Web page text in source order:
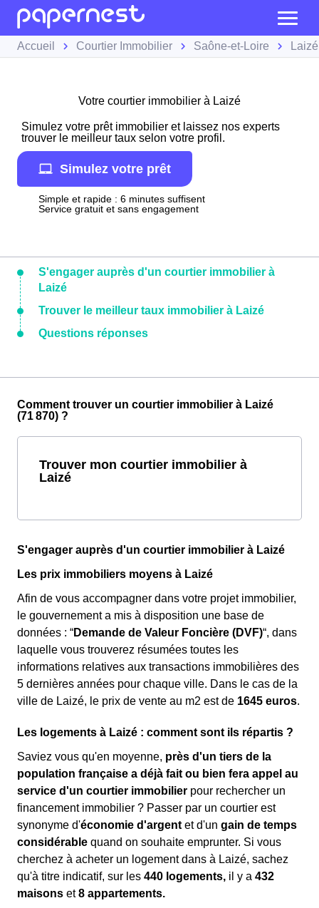
Accueil Courtier Immobilier Saône-et-Loire Laizé
Votre courtier immobilier à Laizé
Simulez votre prêt immobilier et laissez nos experts
trouver le meilleur taux selon votre profil.
Simulez votre prêt
Simple et rapide : 6 minutes suffisent
Service gratuit et sans engagement
S'engager auprès d'un courtier immobilier à
Laizé
Trouver le meilleur taux immobilier à Laizé
Questions réponses
Comment trouver un courtier immobilier à Laizé
(71 870) ?
Trouver mon courtier immobilier à
Laizé
S'engager auprès d'un courtier immobilier à Laizé
Les prix immobiliers moyens à Laizé
Afin de vous accompagner dans votre projet immobilier,
le gouvernement a mis à disposition une base de
données : “Demande de Valeur Foncière (DVF)“, dans
laquelle vous trouverez résumées toutes les
informations relatives aux transactions immobilières des
5 dernières années pour chaque ville. Dans le cas de la
ville de Laizé, le prix de vente au m2 est de 1645 euros.
Les logements à Laizé : comment sont ils répartis ?
Saviez vous qu'en moyenne, près d'un tiers de la
population française a déjà fait ou bien fera appel au
service d'un courtier immobilier pour rechercher un
financement immobilier ? Passer par un courtier est
synonyme d'économie d'argent et d'un gain de temps
considérable quand on souhaite emprunter. Si vous
cherchez à acheter un logement dans à Laizé, sachez
qu'à titre indicatif, sur les 440 logements, il y a 432
maisons et8 appartements.